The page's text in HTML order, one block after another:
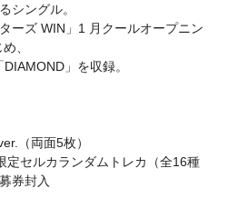
シングル。
ーズ WIN」1 月クールオープニン
、
」を収録。
（両面5枚）
定セルカランダムトレカ（全16種
券封入